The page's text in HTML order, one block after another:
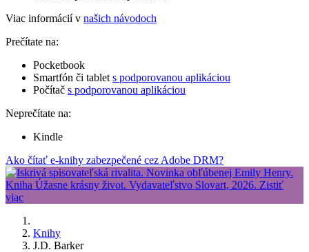
Viac informácií v našich návodoch
Prečítate na:
Pocketbook
Smartfón či tablet s podporovanou aplikáciou
Počítač s podporovanou aplikáciou
Neprečítate na:
Kindle
Ako čítať e-knihy zabezpečené cez Adobe DRM?
Knihy
J.D. Barker